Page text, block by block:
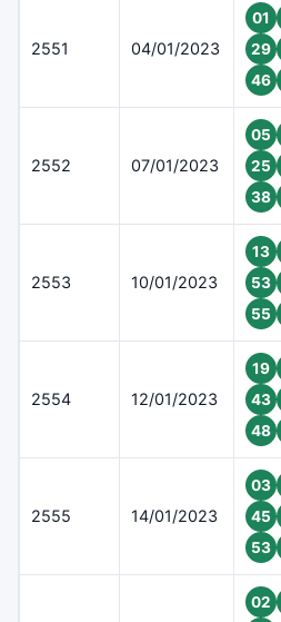
2551 04/01/2023
01
29
46
2552 07/01/2023
05
25
38
2553 10/01/2023
13
53
55
2554 12/01/2023
19
43
48
2555 14/01/2023
03
45
53
02